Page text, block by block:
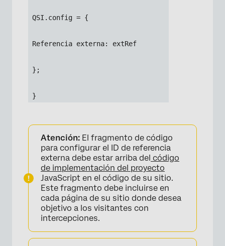
QSI.config = {
Referencia externa: extRef
};
}
Atención: El fragmento de código
para configurar el ID de referencia
externa debe estar arriba del código
de implementación del proyecto
JavaScript en el código de su sitio.
Este fragmento debe incluirse en
cada página de su sitio donde desea
objetivo a los visitantes con
intercepciones.